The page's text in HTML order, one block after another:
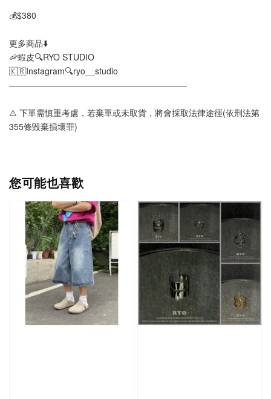
💰$380
更多商品⬇️
🦐蝦皮🔍RYO STUDIO
🇰🇷Instagram🔍ryo__studio
—————————————————————
⚠️ 下單需慎重考慮，若棄單或未取貨，將會採取法律途徑(依刑法第
355條毀棄損壞罪)
您可能也喜歡